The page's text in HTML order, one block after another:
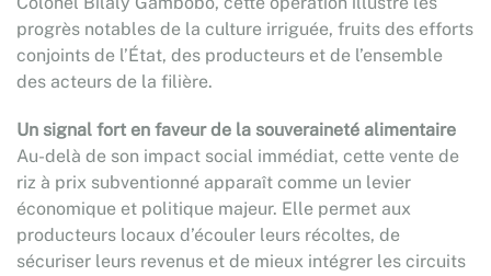
progrès notables de la culture irriguée, fruits des efforts
conjoints de l’État, des producteurs et de l’ensemble
des acteurs de la filière.
Un signal fort en faveur de la souveraineté alimentaire
Au-delà de son impact social immédiat, cette vente de
riz à prix subventionné apparaît comme un levier
économique et politique majeur. Elle permet aux
producteurs locaux d’écouler leurs récoltes, de
sécuriser leurs revenus et de mieux intégrer les circuits